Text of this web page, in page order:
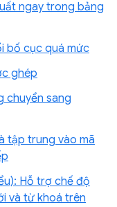
ngay trong bảng
bố cục quá mức
ghép
chuyển sang
tập trung vào mã
Hỗ trợ chế độ
và từ khoá trên